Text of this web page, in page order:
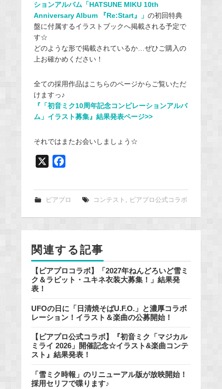
ションアルバム「HATSUNE MIKU 10th
Anniversary Album 『Re:Start』」 の初回特典
盤に付属するイラストブックへ掲載される予定で
す☆
どのような形で掲載されているか…ぜひご購入の
上お確かめください！
全ての採用作品はこちらのページからご覧いただ
けますっ♪
『「初音ミク10周年記念コンピレーションアルバ
ム」イラスト募集』結果発表ページ>>
それではまたお会いしましょう☆
e
o
k
ピアプロ コンテスト , ピアプロ公式コラボ
関連する記事
【ピアプロコラボ】「2027年ねんどろいど雪ミ
ク＆ラビット・ユキネ衣装大募集！」結果発
表！
UFOの日に「日清焼そばU.F.O.」と濃厚コラボ
レーション！イラスト＆楽曲の公募開始！
【ピアプロ公式コラボ】『初音ミク「マジカル
ミライ 2026」開催記念☆イラスト&楽曲コンテ
スト』結果発表！
「雪ミク時報」のリニューアル版が放映開始！
採用セリフで喋ります♪